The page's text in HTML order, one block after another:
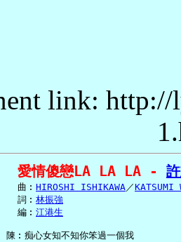
link:
愛情傻戀LA LA LA -
曲︰
HIROSHI ISHIKAWA／KATSUMI
詞︰
林振強
編︰
江港生
陳︰痴心女知不知你笨過一個我